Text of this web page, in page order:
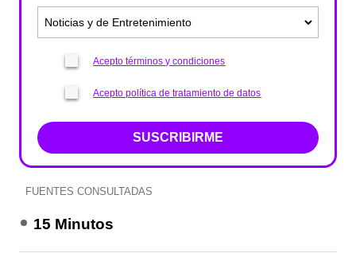
Acepto términos y condiciones
Acepto política de tratamiento de datos
SUSCRIBIRME
FUENTES CONSULTADAS
15 Minutos